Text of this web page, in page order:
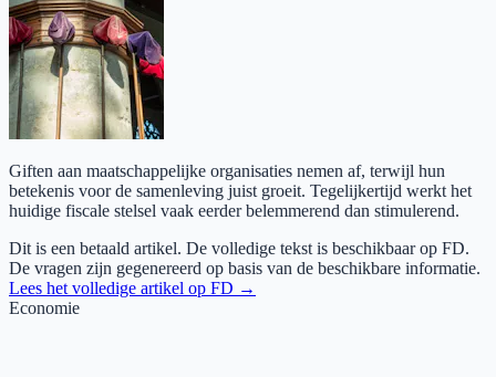
Giften aan maatschappelijke organisaties nemen af, terwijl hun
betekenis voor de samenleving juist groeit. Tegelijkertijd werkt het
huidige fiscale stelsel vaak eerder belemmerend dan stimulerend.
Dit is een betaald artikel. De volledige tekst is beschikbaar op FD.
De vragen zijn gegenereerd op basis van de beschikbare informatie.
Lees het volledige artikel op FD →
Economie